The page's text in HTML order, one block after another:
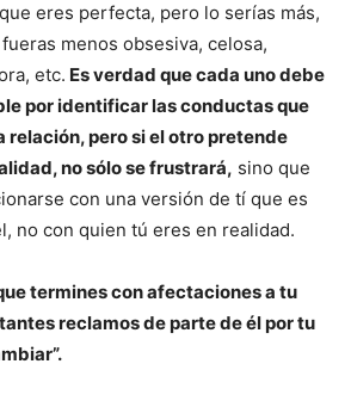
eres perfecta, pero lo serías más,
menos obsesiva, celosa,
etc. Es verdad que cada uno debe
por identificar las conductas que
relación, pero si el otro pretende
no sólo se frustrará, sino que
con una versión de tí que es
no con quien tú eres en realidad.
termines con afectaciones a tu
reclamos de parte de él por tu